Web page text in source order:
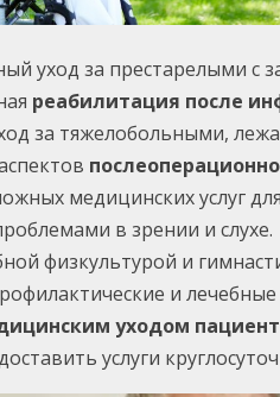
уход за престарелыми с
реабилитация после
за тяжелобольными,
медицинских услуг
в зрении и слухе.
физкультурой и
и
уходом
услуги